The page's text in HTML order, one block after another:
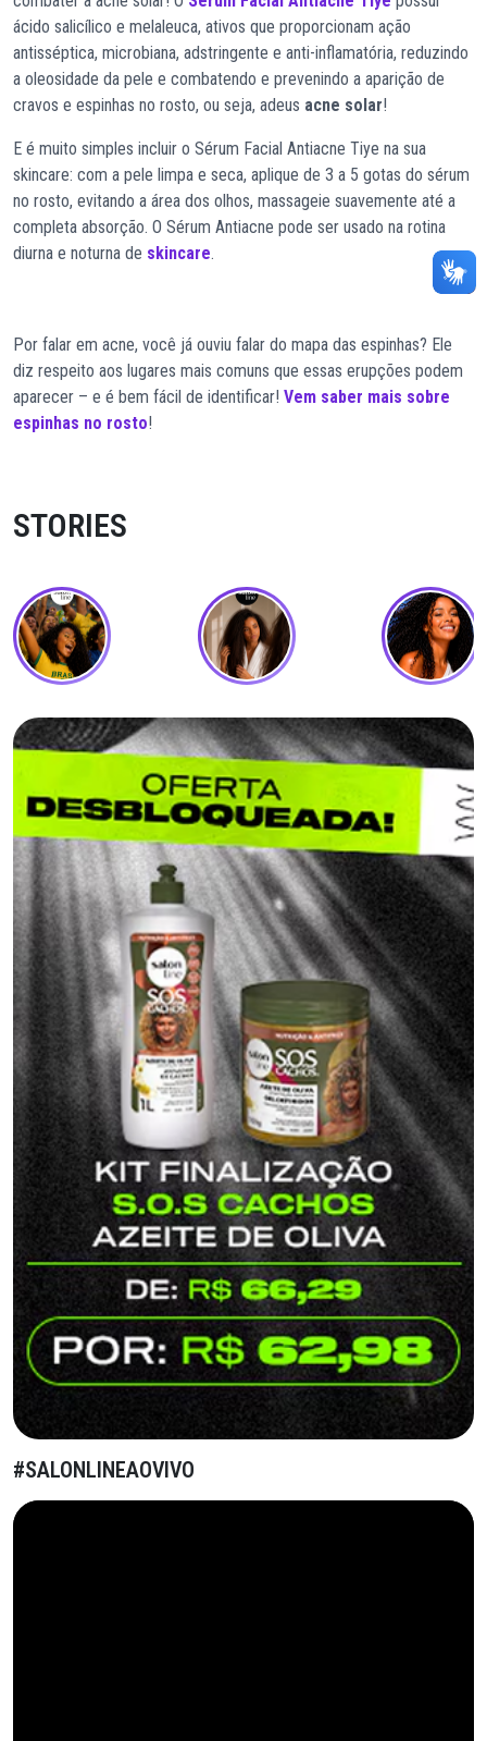
ácido salicílico e melaleuca, ativos que proporcionam ação
antisséptica, microbiana, adstringente e anti-inflamatória, reduzindo
a oleosidade da pele e combatendo e prevenindo a aparição de
cravos e espinhas no rosto, ou seja, adeus acne solar!
E é muito simples incluir o Sérum Facial Antiacne Tiye na sua
skincare: com a pele limpa e seca, aplique de 3 a 5 gotas do sérum
no rosto, evitando a área dos olhos, massageie suavemente até a
completa absorção. O Sérum Antiacne pode ser usado na rotina
diurna e noturna de skincare.
Por falar em acne, você já ouviu falar do mapa das espinhas? Ele
diz respeito aos lugares mais comuns que essas erupções podem
aparecer – e é bem fácil de identificar! Vem saber mais sobre
espinhas no rosto!
STORIES
#SALONLINEAOVIVO